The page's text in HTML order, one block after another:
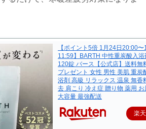
【ポイント5倍 1月24日20:00
11:59】BARTH 中性重炭酸入
120錠 バース【公式店】送料無
プレゼント 女性 男性 美肌 重炭
浴剤 高級 リラックス 温泉 無香
去 肩こり 冷え症 贈り物 薬用
大容量 最強配送
楽